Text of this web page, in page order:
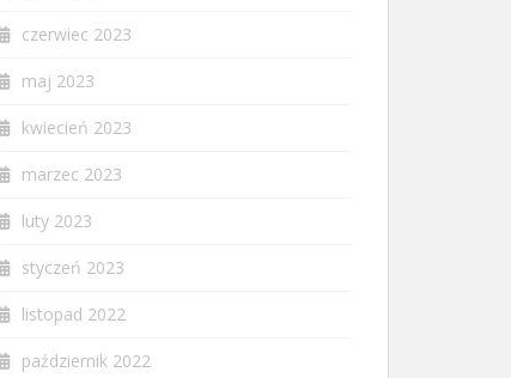
czerwiec 2023
maj 2023
kwiecień 2023
marzec 2023
luty 2023
styczeń 2023
listopad 2022
październik 2022